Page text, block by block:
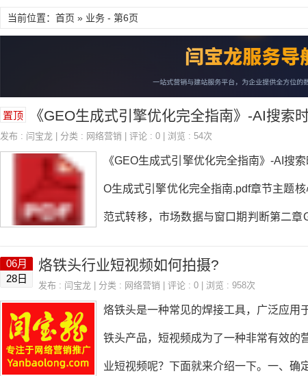
当前位置：首页 » 业务 - 第6页
置顶 《GEO生成式引擎优化完全指南》-AI搜索时代的品牌
发布 : 闫宝龙 | 分类 : 网络营销 | 评论 : 0 | 浏览 : 54次
《GEO生成式引擎优化完全指南》-AI搜
O生成式引擎优化完全指南.pdf章节主题
范式转移，市场数据与窗口期判断第二
内容矩阵第四章结构化数据与
06月
28日
烙铁头行业短视频如何拍摄?
发布 : 闫宝龙 | 分类 : 网络营销 | 评论 : 0 | 浏览 : 958次
烙铁头是一种常见的焊接工具，广泛应用
铁头产品，短视频成为了一种非常有效的
业短视频呢？下面就来介绍一下。一、确